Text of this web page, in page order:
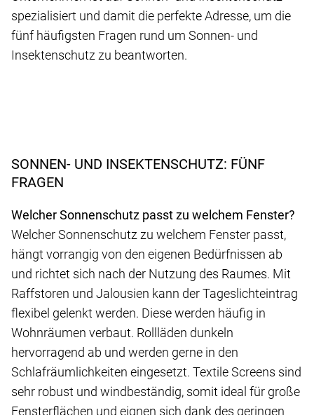
spezialisiert und damit die perfekte Adresse, um die
fünf häufigsten Fragen rund um Sonnen- und
Insektenschutz zu beantworten.
SONNEN- UND INSEKTENSCHUTZ: FÜNF
FRAGEN
Welcher Sonnenschutz passt zu welchem Fenster?
Welcher Sonnenschutz zu welchem Fenster passt,
hängt vorrangig von den eigenen Bedürfnissen ab
und richtet sich nach der Nutzung des Raumes. Mit
Raffstoren und Jalousien kann der Tageslichteintrag
flexibel gelenkt werden. Diese werden häufig in
Wohnräumen verbaut. Rollläden dunkeln
hervorragend ab und werden gerne in den
Schlafräumlichkeiten eingesetzt. Textile Screens sind
sehr robust und windbeständig, somit ideal für große
Fensterflächen und eignen sich dank des geringen